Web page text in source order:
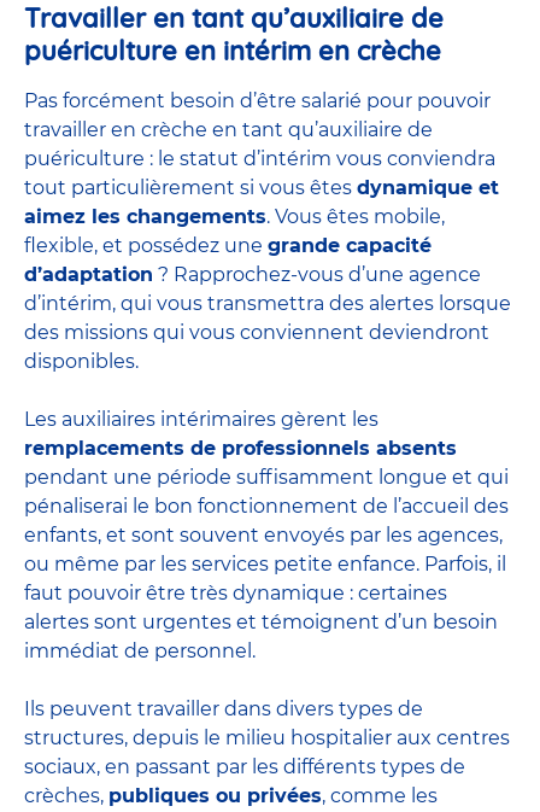
Travailler en tant qu’auxiliaire de
puériculture en intérim en crèche
Pas forcément besoin d’être salarié pour pouvoir
travailler en crèche en tant qu’auxiliaire de
puériculture : le statut d’intérim vous conviendra
tout particulièrement si vous êtes dynamique et
aimez les changements. Vous êtes mobile,
flexible, et possédez une grande capacité
d’adaptation ? Rapprochez-vous d’une agence
d’intérim, qui vous transmettra des alertes lorsque
des missions qui vous conviennent deviendront
disponibles.
Les auxiliaires intérimaires gèrent les
remplacements de professionnels absents
pendant une période suffisamment longue et qui
pénaliserai le bon fonctionnement de l’accueil des
enfants, et sont souvent envoyés par les agences,
ou même par les services petite enfance. Parfois, il
faut pouvoir être très dynamique : certaines
alertes sont urgentes et témoignent d’un besoin
immédiat de personnel.
Ils peuvent travailler dans divers types de
structures, depuis le milieu hospitalier aux centres
sociaux, en passant par les différents types de
crèches, publiques ou privées, comme les